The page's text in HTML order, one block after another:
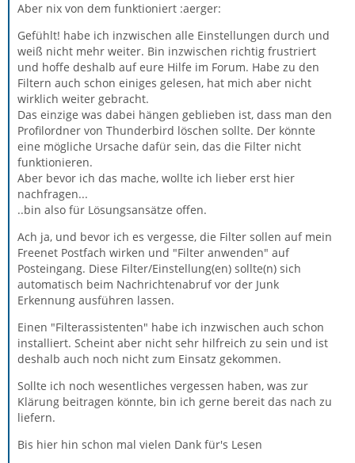
Aber nix von dem funktioniert :aerger:
Gefühlt! habe ich inzwischen alle Einstellungen durch und
weiß nicht mehr weiter. Bin inzwischen richtig frustriert
und hoffe deshalb auf eure Hilfe im Forum. Habe zu den
Filtern auch schon einiges gelesen, hat mich aber nicht
wirklich weiter gebracht.
Das einzige was dabei hängen geblieben ist, dass man den
Profilordner von Thunderbird löschen sollte. Der könnte
eine mögliche Ursache dafür sein, das die Filter nicht
funktionieren.
Aber bevor ich das mache, wollte ich lieber erst hier
nachfragen...
..bin also für Lösungsansätze offen.
Ach ja, und bevor ich es vergesse, die Filter sollen auf mein
Freenet Postfach wirken und "Filter anwenden" auf
Posteingang. Diese Filter/Einstellung(en) sollte(n) sich
automatisch beim Nachrichtenabruf vor der Junk
Erkennung ausführen lassen.
Einen "Filterassistenten" habe ich inzwischen auch schon
installiert. Scheint aber nicht sehr hilfreich zu sein und ist
deshalb auch noch nicht zum Einsatz gekommen.
Sollte ich noch wesentliches vergessen haben, was zur
Klärung beitragen könnte, bin ich gerne bereit das nach zu
liefern.
Bis hier hin schon mal vielen Dank für's Lesen